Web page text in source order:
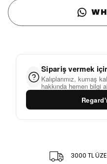
Sipariş vermek
Kalıplarımız, kumaş
hakkında hemen bilgi
3000 TL